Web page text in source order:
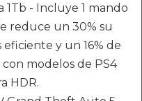
1Tb - Incluye 1 mando
reduce un 30% su
y un 16% de
modelos de PS4
HDR.